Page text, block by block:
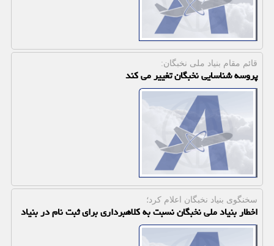
قائم مقام بنیاد ملی نخبگان:
پروسه شناسایی نخبگان تغییر می کند
سخنگوی بنیاد نخبگان اعلام كرد؛
اخطار بنیاد ملی نخبگان نسبت به کلاهبرداری برای ثبت نام در بنیاد